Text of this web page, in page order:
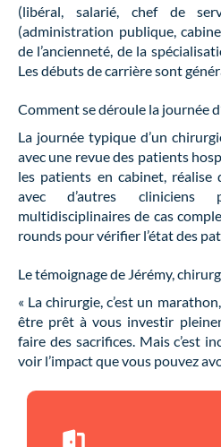
(libéral, salarié, chef de
(administration publique,
de l’ancienneté, de la
Les débuts de carrière sont
Comment se déroule la journée
La journée typique d’un
avec une revue des patients
les patients en cabinet, réalise
avec d’autres cliniciens
multidisciplinaires de cas
rounds pour vérifier l’état des
Le témoignage de Jérémy,
« La chirurgie, c’est un
être prêt à vous investir
faire des sacrifices. Mais c’est
voir l’impact que vous pouvez